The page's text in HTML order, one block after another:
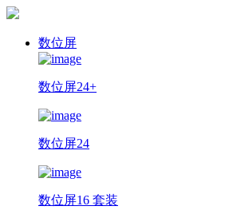
数位屏
数位屏24+
数位屏24
数位屏16 套装